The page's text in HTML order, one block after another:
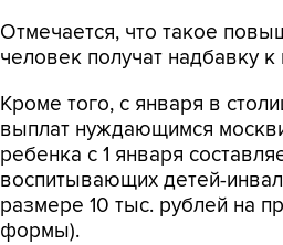
Отмечается, что такое
человек получат надбавку
Кроме того, с января в
выплат нуждающимся
ребенка с 1 января
воспитывающих детей-
размере 10 тыс. рублей на
формы).